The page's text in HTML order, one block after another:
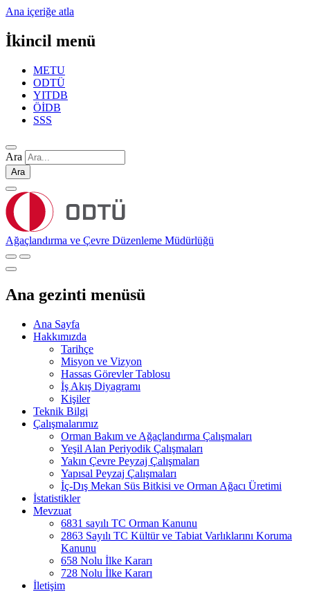
Ana içeriğe atla
İkincil menü
METU
ODTÜ
YITDB
ÖİDB
SSS
Ara
Ara
Ağaçlandırma ve Çevre Düzenleme Müdürlüğü
Ana gezinti menüsü
Ana Sayfa
Hakkımızda
Tarihçe
Misyon ve Vizyon
Hassas Görevler Tablosu
İş Akış Diyagramı
Kişiler
Teknik Bilgi
Çalışmalarımız
Orman Bakım ve Ağaçlandırma Çalışmaları
Yeşil Alan Periyodik Çalışmaları
Yakın Çevre Peyzaj Çalışmaları
Yapısal Peyzaj Çalışmaları
İç-Dış Mekan Süs Bitkisi ve Orman Ağacı Üretimi
İstatistikler
Mevzuat
6831 sayılı TC Orman Kanunu
2863 Sayılı TC Kültür ve Tabiat Varlıklarını Koruma
Kanunu
658 Nolu İlke Kararı
728 Nolu İlke Kararı
İletişim